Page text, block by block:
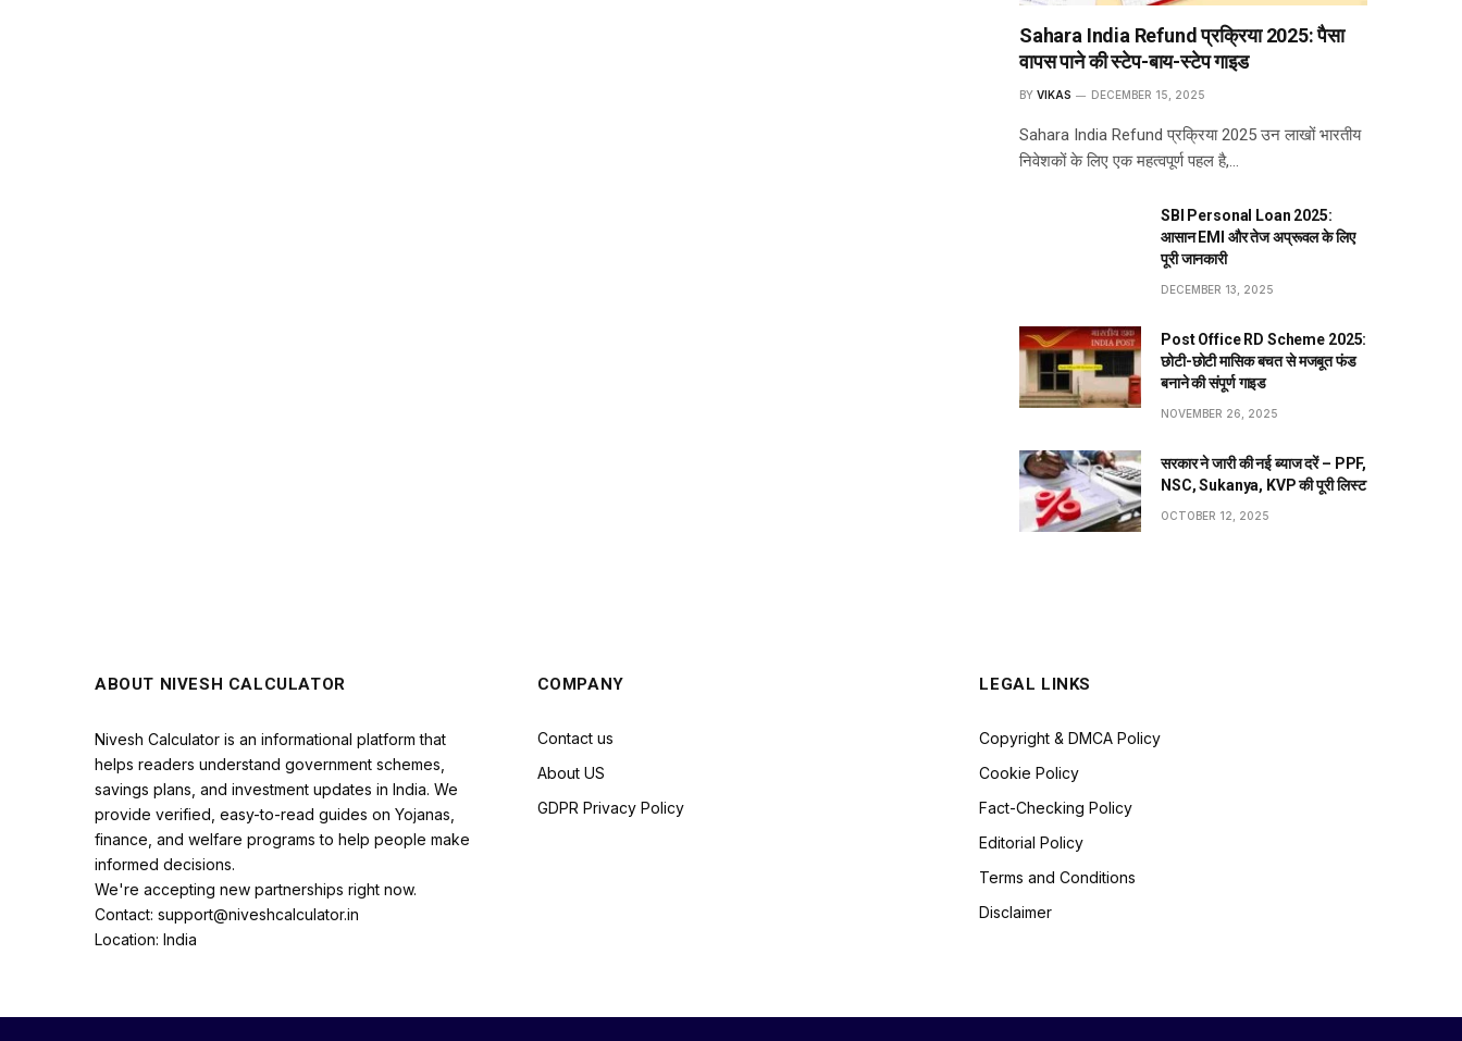
Sahara India Refund प्रक्रिया 2025: पैसा
वापस पाने की स्टेप-बाय-स्टेप गाइड
BY VIKAS DECEMBER 15, 2025
Sahara India Refund प्रक्रिया 2025 उन लाखों भारतीय
निवेशकों के लिए एक महत्वपूर्ण पहल है,…
SBI Personal Loan 2025:
आसान EMI और तेज अप्रूवल के लिए
पूरी जानकारी
DECEMBER 13, 2025
Post Office RD Scheme 2025:
छोटी-छोटी मासिक बचत से मजबूत फंड
बनाने की संपूर्ण गाइड
NOVEMBER 26, 2025
सरकार ने जारी की नई ब्याज दरें – PPF,
NSC, Sukanya, KVP की पूरी लिस्ट
OCTOBER 12, 2025
ABOUT NIVESH CALCULATOR
Nivesh Calculator is an informational platform that
helps readers understand government schemes,
savings plans, and investment updates in India. We
provide verified, easy-to-read guides on Yojanas,
finance, and welfare programs to help people make
informed decisions.
We're accepting new partnerships right now.
Contact: support@niveshcalculator.in
Location: India
COMPANY
Contact us
About US
GDPR Privacy Policy
LEGAL LINKS
Copyright & DMCA Policy
Cookie Policy
Fact-Checking Policy
Editorial Policy
Terms and Conditions
Disclaimer